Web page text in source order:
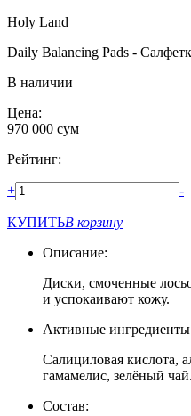
Holy Land
Daily Balancing Pads -
В наличии
Цена:
970 000 сум
Рейтинг:
+ -
КУПИТЬВ корзину
Описание:
Диски, смоченные
и успокаивают кожу.
Активные
Салициловая кислота,
гамамелис, зелёный чай.
Состав: